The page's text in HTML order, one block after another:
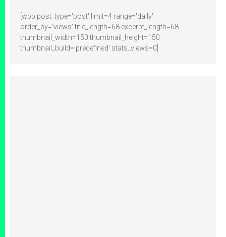
[wpp post_type='post' limit=4 range='daily'
order_by='views' title_length=68 excerpt_length=68
thumbnail_width=150 thumbnail_height=150
thumbnail_build='predefined' stats_views=0]